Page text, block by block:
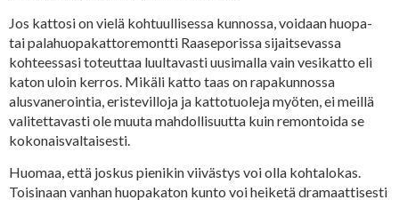
Jos kattosi on vielä kohtuullisessa kunnossa, voidaan huopa-
tai palahuopakattoremontti Raaseporissa sijaitsevassa
kohteessasi toteuttaa luultavasti uusimalla vain vesikatto eli
katon uloin kerros. Mikäli katto taas on rapakunnossa
alusvanerointia, eristevilloja ja kattotuoleja myöten, ei meillä
valitettavasti ole muuta mahdollisuutta kuin remontoida se
kokonaisvaltaisesti.
Huomaa, että joskus pienikin viivästys voi olla kohtalokas.
Toisinaan vanhan huopakaton kunto voi heiketä dramaattisesti